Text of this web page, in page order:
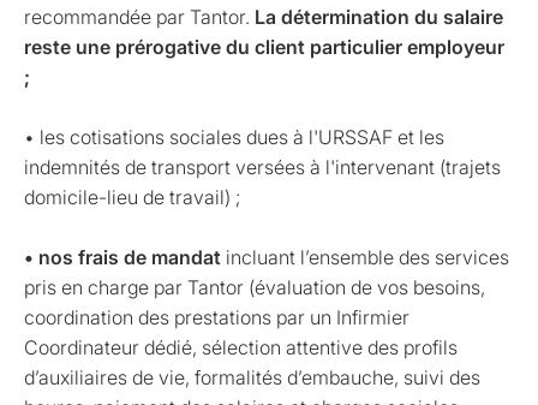
recommandée par Tantor. La détermination du salaire
reste une prérogative du client particulier employeur
;
• les cotisations sociales dues à l'URSSAF et les
indemnités de transport versées à l'intervenant (trajets
domicile-lieu de travail) ;
• nos frais de mandat incluant l’ensemble des services
pris en charge par Tantor (évaluation de vos besoins,
coordination des prestations par un Infirmier
Coordinateur dédié, sélection attentive des profils
d’auxiliaires de vie, formalités d’embauche, suivi des